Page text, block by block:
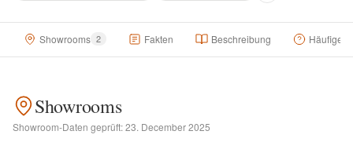
Über uns
Kontakt
Showrooms 2 Fakten Beschreibung Häufige
Showrooms
Showroom-Daten geprüft:23. December 2025